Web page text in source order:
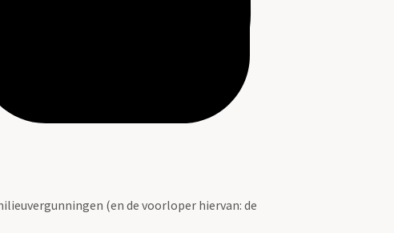
(en de voorloper hiervan: de